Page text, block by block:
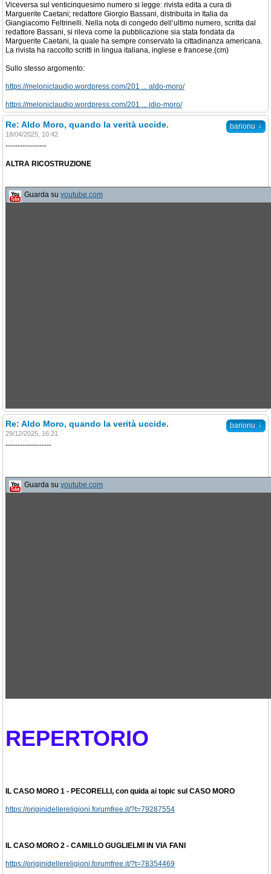
Viceversa sul venticinquesimo numero si legge: rivista edita a cura di
Marguerite Caetani; redattore Giorgio Bassani, distribuita in Italia da
Giangiacomo Feltrinelli. Nella nota di congedo dell’ultimo numero, scritta dal
redattore Bassani, si rileva come la pubblicazione sia stata fondata da
Marguerite Caetani, la quale ha sempre conservato la cittadinanza americana.
La rivista ha raccolto scritti in lingua italiana, inglese e francese.(cm)
Sullo stesso argomento:
https://meloniclaudio.wordpress.com/201 ... aldo-moro/
https://meloniclaudio.wordpress.com/201 ... idio-moro/
barionu ↓
Re: Aldo Moro, quando la verità uccide.
18/04/2025, 10:42
-----------------
ALTRA RICOSTRUZIONE
Guarda su youtube.com
barionu ↓
Re: Aldo Moro, quando la verità uccide.
29/12/2025, 16:21
-------------------
Guarda su youtube.com
REPERTORIO
IL CASO MORO 1 - PECORELLI, con quida ai topic sul CASO MORO
https://originidellereligioni.forumfree.it/?t=79287554
IL CASO MORO 2 - CAMILLO GUGLIELMI IN VIA FANI
https://originidellereligioni.forumfree.it/?t=78354469